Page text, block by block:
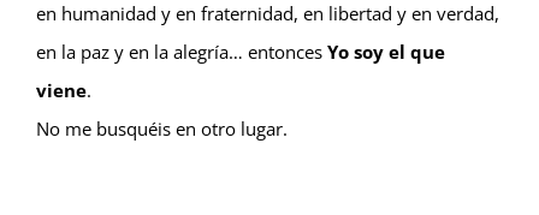
en humanidad y en fraternidad, en libertad y en verdad,
en la paz y en la alegría… entonces Yo soy el que
viene.
No me busquéis en otro lugar.